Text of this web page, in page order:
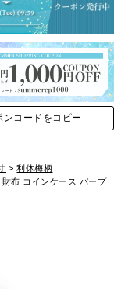
ンコードをコピー
利休梅柄
布 コインケース パープ